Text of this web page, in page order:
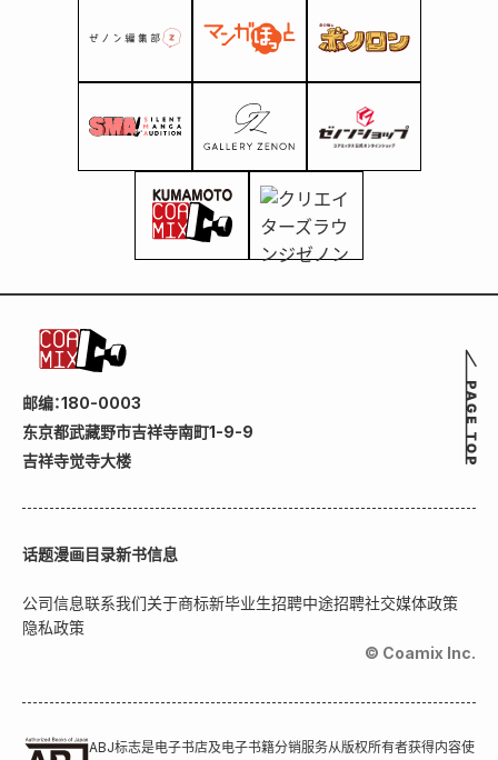
邮编：180-0003
东京都武藏野市吉祥寺南町1-9-9
吉祥寺觉寺大楼
话题漫画目录新书信息
公司信息联系我们关于商标新毕业生招聘中途招聘社交媒体政策
隐私政策
© Coamix Inc.
ABJ标志是电子书店及电子书籍分销服务从版权所有者获得内容使